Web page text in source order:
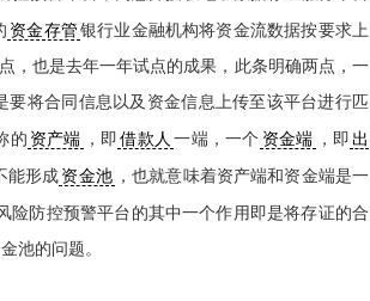
资金存管 银行业金融机构将资金流数据按要求上
，也是去年一年试点的成果，此条明确两点，一
将合同信息以及资金信息上传至该平台进行匹
的 资产端 ，即 借款人 一端，一个 资金端 ，即 出
能形成资金池 ，也就意味着资产端和资金端是一
险防控预警平台的其中一个作用即是将存证的合
池的问题。